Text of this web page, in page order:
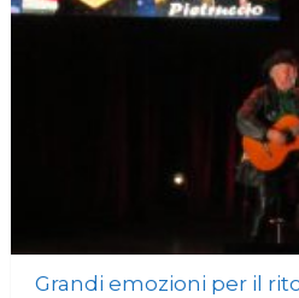
Grandi emozioni per il